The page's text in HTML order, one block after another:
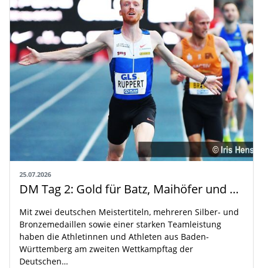
25.07.2026
DM Tag 2: Gold für Batz, Maihöfer und Ruppert
Mit zwei deutschen Meistertiteln, mehreren Silber- und
Bronzemedaillen sowie einer starken Teamleistung
haben die Athletinnen und Athleten aus Baden-
Württemberg am zweiten Wettkampftag der
Deutschen…